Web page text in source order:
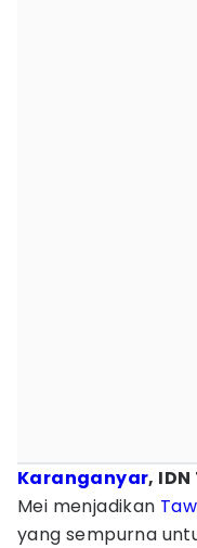
Karanganyar,
Mei menjadikan
yang sempurna